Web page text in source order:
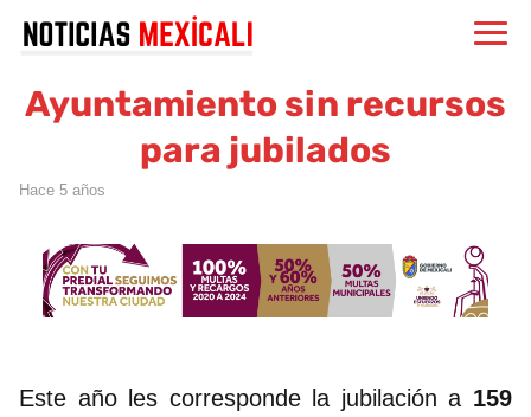
Ayuntamiento sin recursos
para jubilados
hace 5 años
Este año les corresponde la jubilación a 159